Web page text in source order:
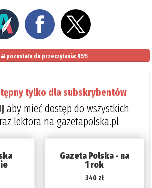
pozostało do przeczytania: 95%
tylko dla subskrybentów
aby mieć dostęp do wszystkich
lektora na gazetapolska.pl
Gazeta Polska - na
1 rok
340 zł